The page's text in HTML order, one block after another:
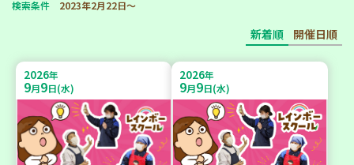
検索条件 2023年2月22日～
新着順 開催日順
2026年
9月9日(水)
2026年
9月9日(水)